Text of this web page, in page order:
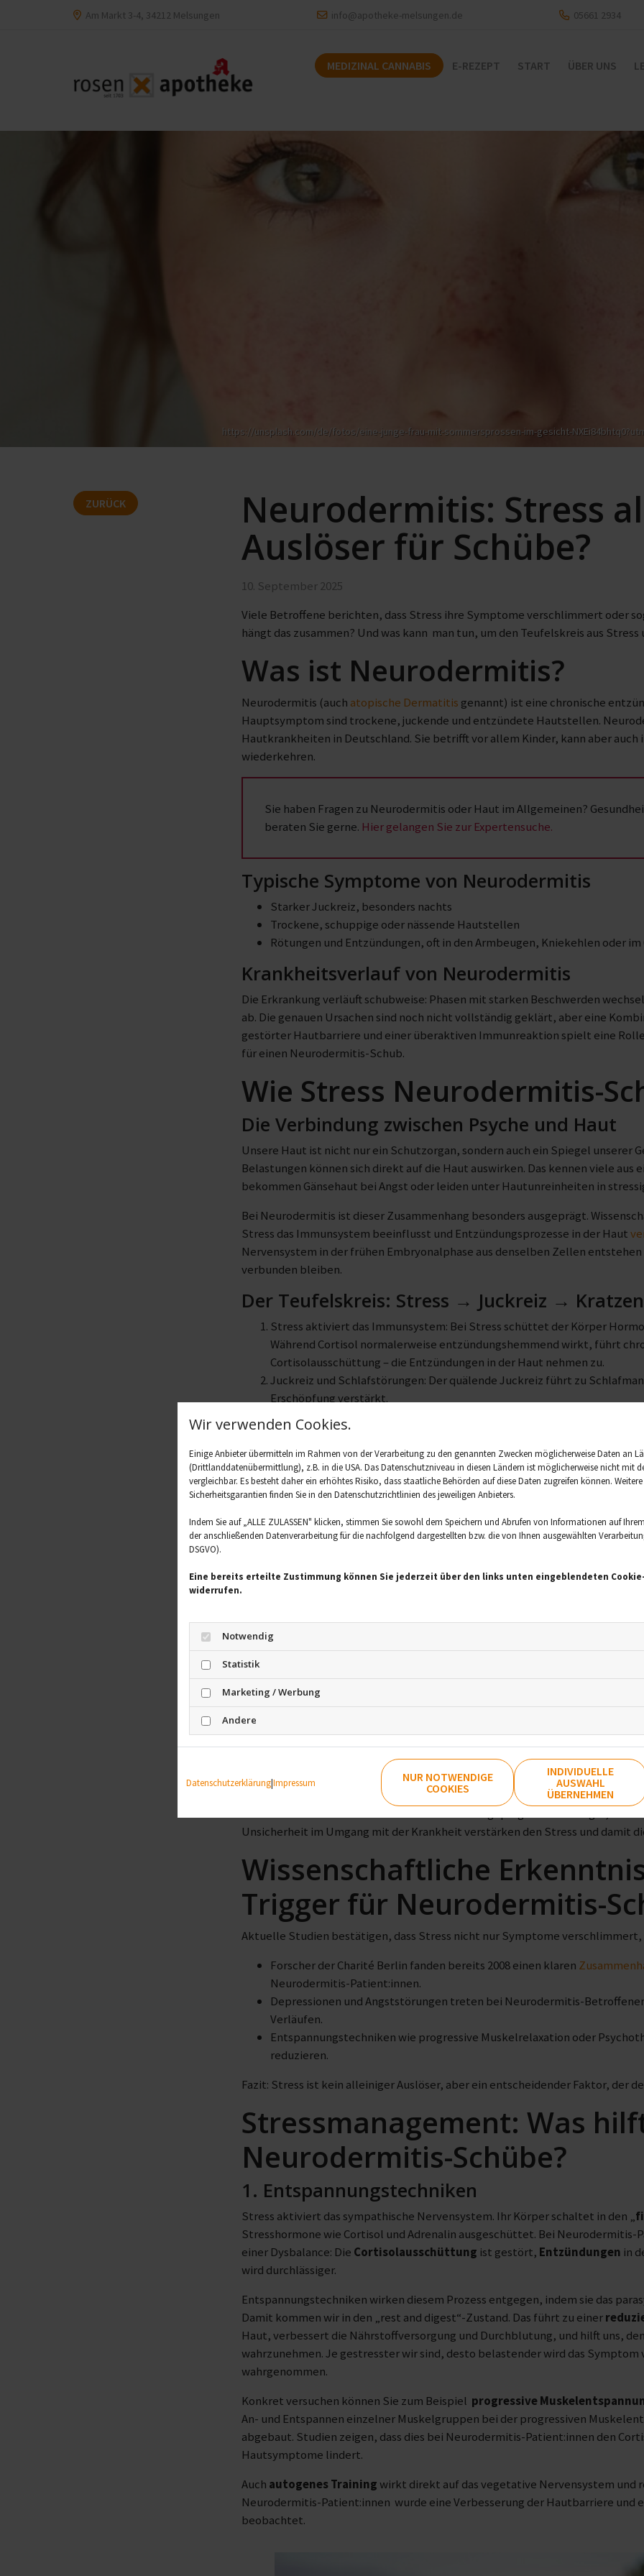
Am Markt 3-4, 34212 Melsungen info@apotheke-melsungen.de 05661 2934
MEDIZINAL CANNABIS E-REZEPT START ÜBER UNS
https://unsplash.com/de/fotos/eine-junge-frau-mit-sommersprossen-im-gesicht-
ZURÜCK
Neurodermitis: Stress
Auslöser für Schübe?
10. September 2025
Viele Betroffene berichten, dass Stress ihre Symptome verschlimmert oder
hängt das zusammen? Und was kann man tun, um den Teufelskreis aus
Was ist Neurodermitis?
Neurodermitis (auch atopische Dermatitis genannt) ist eine chronische
Hauptsymptom sind trockene, juckende und entzündete Hautstellen.
Hautkrankheiten in Deutschland. Sie betrifft vor allem Kinder, kann aber
wiederkehren.
Sie haben Fragen zu Neurodermitis oder Haut im Allgemeinen?
beraten Sie gerne. Hier gelangen Sie zur Expertensuche.
Typische Symptome von Neurodermitis
Starker Juckreiz, besonders nachts
Trockene, schuppige oder nässende Hautstellen
Rötungen und Entzündungen, oft in den Armbeugen, Kniekehlen oder im
Krankheitsverlauf von Neurodermitis
Die Erkrankung verläuft schubweise: Phasen mit starken Beschwerden
ab. Die genauen Ursachen sind noch nicht vollständig geklärt, aber eine
gestörter Hautbarriere und einer überaktiven Immunreaktion spielt eine
für einen Neurodermitis-Schub.
Wie Stress Neurodermitis-
Die Verbindung zwischen Psyche und Haut
Unsere Haut ist nicht nur ein Schutzorgan, sondern auch ein Spiegel unserer
Belastungen können sich direkt auf die Haut auswirken. Das kennen viele aus
bekommen Gänsehaut bei Angst oder leiden unter Hautunreinheiten in
Bei Neurodermitis ist dieser Zusammenhang besonders ausgeprägt.
Stress das Immunsystem beeinflusst und Entzündungsprozesse in der Haut
Nervensystem in der frühen Embryonalphase aus denselben Zellen
verbunden bleiben.
Der Teufelskreis: Stress → Juckreiz →
Stress aktiviert das Immunsystem: Bei Stress schüttet der Körper
Während Cortisol normalerweise entzündungshemmend wirkt, führt
Cortisolausschüttung – die Entzündungen in der Haut nehmen zu.
Juckreiz und Schlafstörungen: Der quälende Juckreiz führt zu
Erschöpfung verstärkt.
Soziale Belastung: Sichtbare Hautveränderungen können Scham und
erhöht.
Foto von Melanie WasseraufUnsplash
Besonders bei Kindern ist dieser Effekt stark ausgeprägt: Schlafmangel,
Unsicherheit im Umgang mit der Krankheit verstärken den Stress und damit
Wissenschaftliche
Trigger für Neurodermitis-
Aktuelle Studien bestätigen, dass Stress nicht nur Symptome verschlimmert,
Forscher der Charité Berlin fanden bereits 2008 einen klaren
Neurodermitis-Patient:innen.
Depressionen und Angststörungen treten bei Neurodermitis-
Verläufen.
Entspannungstechniken wie progressive Muskelrelaxation oder
reduzieren.
Fazit: Stress ist kein alleiniger Auslöser, aber ein entscheidender Faktor, der
Stressmanagement: Was
Neurodermitis-Schübe?
1. Entspannungstechniken
Stress aktiviert das sympathische Nervensystem. Ihr Körper schaltet in den „
Stresshormone wie Cortisol und Adrenalin ausgeschüttet. Bei
einer Dysbalance: Die Cortisolausschüttung ist gestört, Entzündungen in
wird durchlässiger.
Entspannungstechniken wirken diesem Prozess entgegen, indem sie das
Damit kommen wir in den „rest and digest“-Zustand. Das führt zu einer
Haut, verbessert die Nährstoffversorgung und Durchblutung, und hilft uns, den
wahrzunehmen. Je gestresster wir sind, desto belastender wird das Symptom
wahrgenommen.
Konkret versuchen können Sie zum Beispiel progressive
An- und Entspannen einzelner Muskelgruppen bei der progressiven
abgebaut. Studien zeigen, dass dies bei Neurodermitis-Patient:innen den
Hautsymptome lindert.
Auch autogenes Trainingwirkt direkt auf das vegetative Nervensystem und
Neurodermitis-Patient:innen wurde eine Verbesserung der Hautbarriere und
beobachtet.
Wir verwenden Cookies.
Einige Anbieter übermitteln im Rahmen von der Verarbeitung zu den genannten Zwecken möglicherweise Daten an
(Drittlanddatenübermittlung), z.B. in die USA. Das Datenschutzniveau in diesen Ländern ist möglicherweise nicht mit
vergleichbar. Es besteht daher ein erhöhtes Risiko, dass staatliche Behörden auf diese Daten zugreifen können.
Sicherheitsgarantien finden Sie in den Datenschutzrichtlinien des jeweiligen Anbieters.
Indem Sie auf „ALLE ZULASSEN" klicken, stimmen Sie sowohl dem Speichern und Abrufen von Informationen auf
der anschließenden Datenverarbeitung für die nachfolgend dargestellten bzw. die von Ihnen ausgewählten
DSGVO).
Eine bereits erteilte Zustimmung können Sie jederzeit über den links unten eingeblendeten
widerrufen.
Notwendig
Statistik
Marketing / Werbung
Andere
Datenschutzerklärung|Impressum
NUR NOTWENDIGE
COOKIES
INDIVIDUELLE
AUSWAHL
ÜBERNEHMEN